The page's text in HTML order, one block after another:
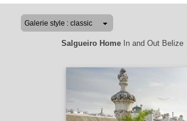
Salgueiro HomeIn and Out Belize